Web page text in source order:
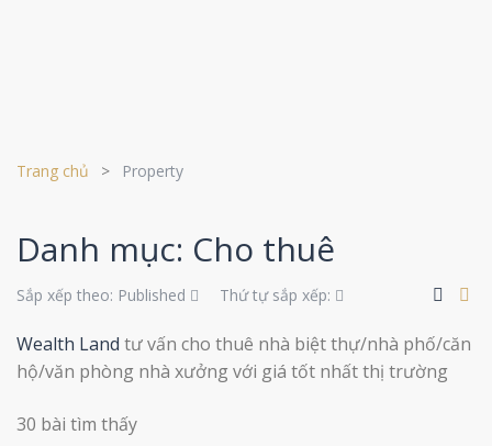
Trang chủ Property
Danh mục: Cho thuê
Sắp xếp theo: Published Thứ tự sắp xếp:
Wealth Land tư vấn cho thuê nhà biệt thự/nhà phố/căn
hộ/văn phòng nhà xưởng với giá tốt nhất thị trường
30 bài tìm thấy